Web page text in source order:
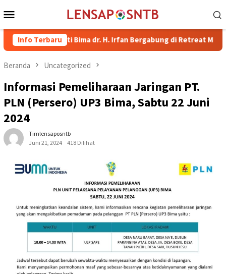
ke
Mobile
Info Terbaru
Bupati Bima dr. H. Irfan Bergabung di Retreat Magelang
Beranda Uncategorized
Informasi Pemeliharaan Jaringan PT.
PLN (Persero) UP3 Bima, Sabtu 22 Juni
2024
Timlensaposntb
Juni 21, 2024
418 Dilihat